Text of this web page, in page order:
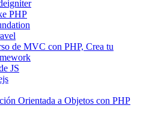
PHP
de MVC con PHP, Crea tu
JS
Orientada a Objetos con PHP